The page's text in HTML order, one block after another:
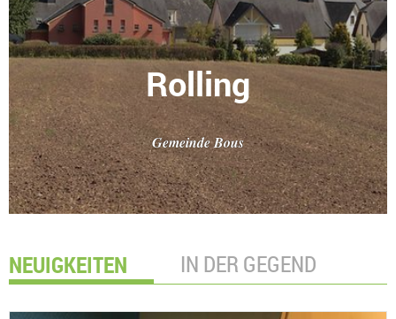
Rolling
Gemeinde Bous
NEUIGKEITEN IN DER GEGEND